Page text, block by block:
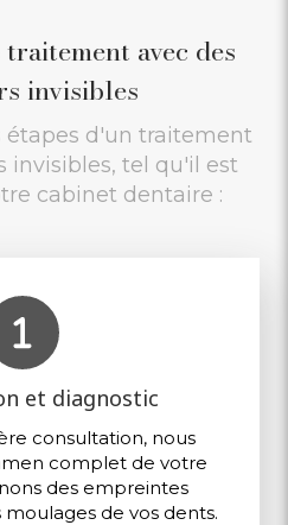
avec des
invisibles
étapes d'un traitement
invisibles, tel qu'il est
cabinet dentaire :
et diagnostic
consultation, nous
complet de votre
des empreintes
de vos dents.